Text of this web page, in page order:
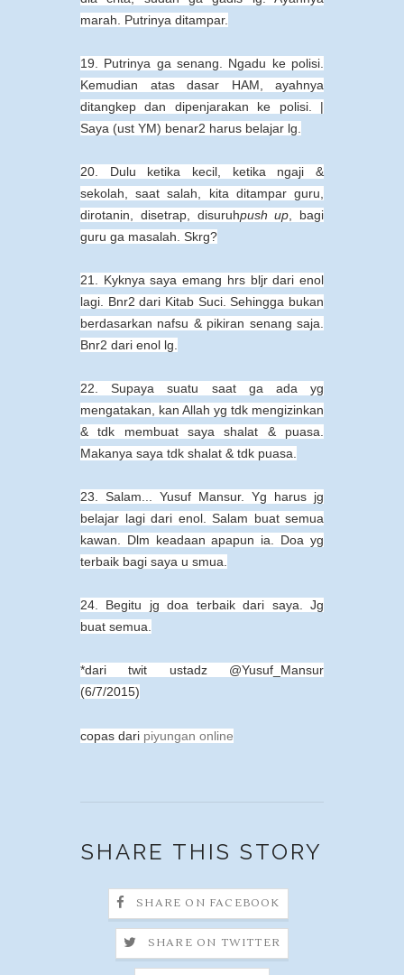
marah. Putrinya ditampar.
19. Putrinya ga senang. Ngadu ke polisi.
Kemudian atas dasar HAM, ayahnya
ditangkep dan dipenjarakan ke polisi. |
Saya (ust YM) benar2 harus belajar lg.
20. Dulu ketika kecil, ketika ngaji &
sekolah, saat salah, kita ditampar guru,
dirotanin, disetrap, disuruhpush up , bagi
guru ga masalah. Skrg?
21. Kyknya saya emang hrs bljr dari enol
lagi. Bnr2 dari Kitab Suci. Sehingga bukan
berdasarkan nafsu & pikiran senang saja.
Bnr2 dari enol lg.
22. Supaya suatu saat ga ada yg
mengatakan, kan Allah yg tdk mengizinkan
& tdk membuat saya shalat & puasa.
Makanya saya tdk shalat & tdk puasa.
23. Salam... Yusuf Mansur. Yg harus jg
belajar lagi dari enol. Salam buat semua
kawan. Dlm keadaan apapun ia. Doa yg
terbaik bagi saya u smua.
24. Begitu jg doa terbaik dari saya. Jg
buat semua.
*dari twit ustadz @Yusuf_Mansur
(6/7/2015)
copas dari piyungan online
SHARE THIS STORY
SHARE ON FACEBOOK
SHARE ON TWITTER